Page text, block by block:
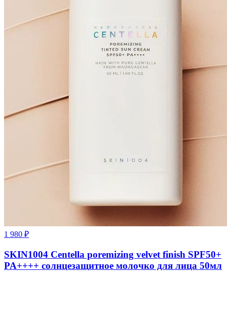
1 980 ₽
SKIN1004 Centella poremizing velvet finish SPF50+
PA++++ солнцезащитное молочко для лица 50мл